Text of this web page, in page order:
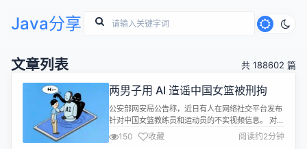
Java分享
文章列表 共 188602 篇
两男子用 AI 造谣中国女篮被刑拘
公安部网安局公告称，近日有人在网络社交平台发布
针对中国女篮教练员和运动员的不实视频信息。 对
此，北京公安机关立即开展调查，快速锁定作案嫌疑
人林某某（男，32岁）和陈某某（男，32岁），并
150 收藏 阅读约2分钟